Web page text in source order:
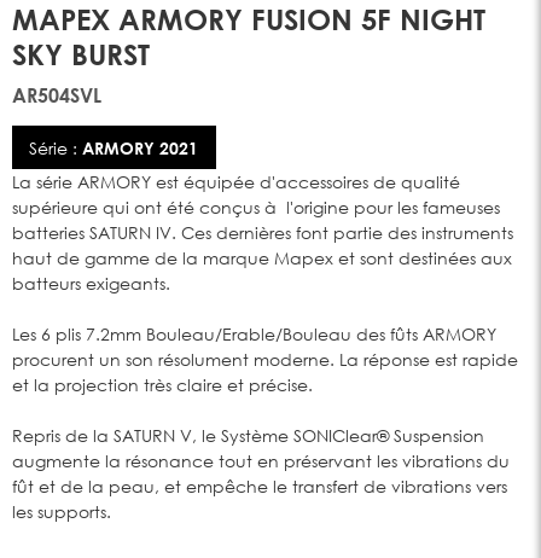
MAPEX ARMORY FUSION 5F NIGHT
SKY BURST
AR504SVL
Série :ARMORY 2021
La série ARMORY est équipée d'accessoires de qualité
supérieure qui ont été conçus à l'origine pour les fameuses
batteries SATURN IV. Ces dernières font partie des instruments
haut de gamme de la marque Mapex et sont destinées aux
batteurs exigeants.
Les 6 plis 7.2mm Bouleau/Erable/Bouleau des fûts ARMORY
procurent un son résolument moderne. La réponse est rapide
et la projection très claire et précise.
Repris de la SATURN V, le Système SONIClear® Suspension
augmente la résonance tout en préservant les vibrations du
fût et de la peau, et empêche le transfert de vibrations vers
les supports.